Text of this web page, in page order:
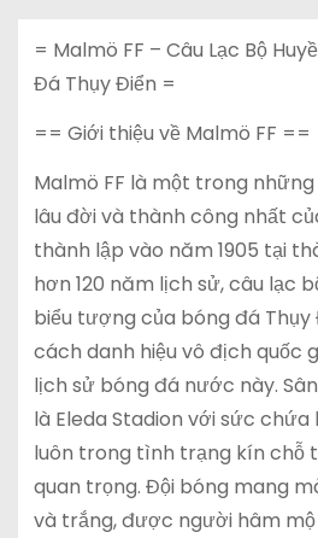
= Malmö FF – Câu Lạc Bộ
Đá Thụy Điển =
== Giới thiệu về Malmö FF ==
Malmö FF là một trong
lâu đời và thành công nhất
thành lập vào năm 1905 tại
hơn 120 năm lịch sử, câu lạc
biểu tượng của bóng đá Thụy
cách danh hiệu vô địch quốc
lịch sử bóng đá nước này.
là Eleda Stadion với sức chứa
luôn trong tình trạng kín chỗ
quan trọng. Đội bóng mang
và trắng, được người hâm